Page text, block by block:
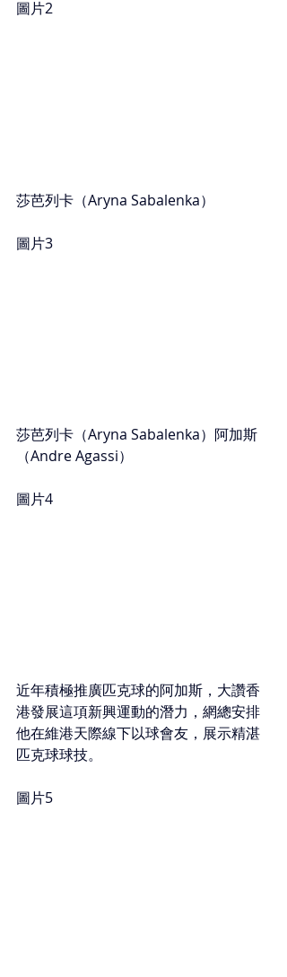
圖片2
莎芭列卡（Aryna Sabalenka）
圖片3
莎芭列卡（Aryna Sabalenka）阿加斯
（Andre Agassi）
圖片4
近年積極推廣匹克球的阿加斯，大讚香
港發展這項新興運動的潛力，網總安排
他在維港天際線下以球會友，展示精湛
匹克球球技。
圖片5